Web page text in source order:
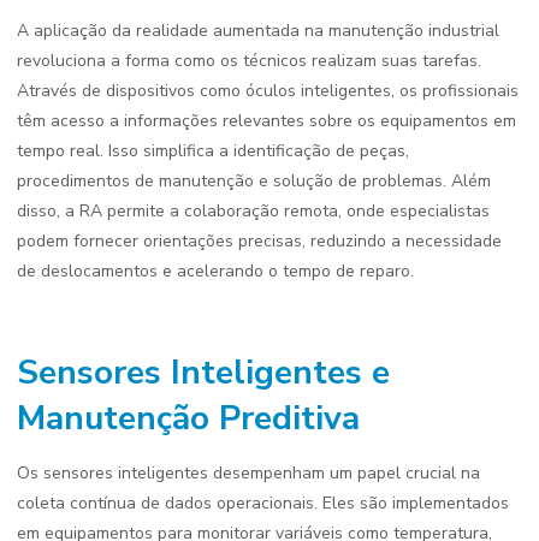
A aplicação da realidade aumentada na manutenção industrial
revoluciona a forma como os técnicos realizam suas tarefas.
Através de dispositivos como óculos inteligentes, os profissionais
têm acesso a informações relevantes sobre os equipamentos em
tempo real. Isso simplifica a identificação de peças,
procedimentos de manutenção e solução de problemas. Além
disso, a RA permite a colaboração remota, onde especialistas
podem fornecer orientações precisas, reduzindo a necessidade
de deslocamentos e acelerando o tempo de reparo.
Sensores Inteligentes e
Manutenção Preditiva
Os sensores inteligentes desempenham um papel crucial na
coleta contínua de dados operacionais. Eles são implementados
em equipamentos para monitorar variáveis como temperatura,